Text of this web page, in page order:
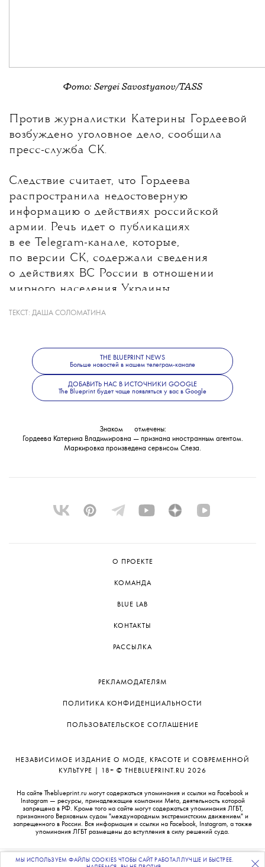
ПОДПИСЫВАЙТЕСЬНА НАШУ ВЕЧЕРНЮЮ РАССЫЛКУ
Фото: Sergei Savostyanov/TASS
Против журналистки Катерины Гордеевой
возбуждено уголовное дело, сообщила
пресс-служба СК.
Следствие считает, что Гордеева
распространила недостоверную
информацию о действиях российской
армии. Речь идет о публикациях
в ее Telegram-канале, которые,
по версии СК, содержали сведения
о действиях ВС России в отношении
мирного населения Украины.
Какие именно материалы стали
не уточнило. В Следственном комитете
также сообщили, что решается вопрос
об объявлении журналистки
в международный розыск.
ТЕКСТ: ДАША СОЛОМАТИНА
THE BLUEPRINT NEWS
Больше новостей в нашем телеграм-канале
ДОБАВИТЬ НАС В ИСТОЧНИКИ GOOGLE
The Blueprint будет чаще появляться у вас в Google
Знаком
отмечены:
Гордеева Катерина Владимировна — признана иностранным агентом.
Маркировка произведена сервисом Слеза.
О ПРОЕКТЕ
КОМАНДА
BLUE LAB
КОНТАКТЫ
РАССЫЛКА
РЕКЛАМОДАТЕЛЯМ
ПОЛИТИКА КОНФИДЕНЦИАЛЬНОСТИ
ПОЛЬЗОВАТЕЛЬСКОЕ СОГЛАШЕНИЕ
НЕЗАВИСИМОЕ ИЗДАНИЕ О МОДЕ, КРАСОТЕ И СОВРЕМЕННОЙ
КУЛЬТУРЕ | 18+ © THEBLUEPRINT.RU 2026
На сайте Theblueprint.ru могут содержаться упоминания и ссылки на Facebook и
Instagram — ресурсы, принадлежащие компании Meta, деятельность которой
запрещена в РФ. Кроме того на сайте могут содержаться упоминания ЛГБТ,
признанного Верховным судом "международным экстремистским движением" и
запрещенного в России. Вся информация и ссылки на Facebook, Instagram, а также
упоминания ЛГБТ размещены до вступления в силу решений суда.
МЫ ИСПОЛЬЗУЕМ ФАЙЛЫ COOKIES ЧТОБЫ САЙТ РАБОТАЛ ЛУЧШЕ И БЫСТРЕЕ.